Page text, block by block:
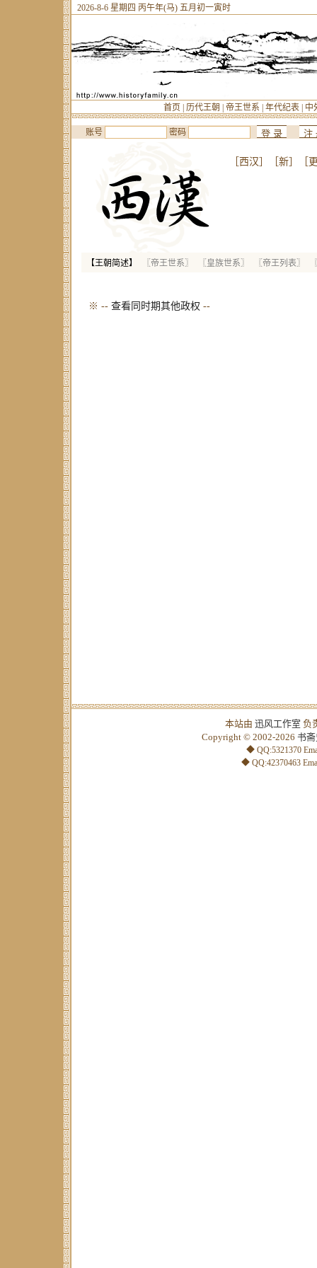
2026-8-6 星期四 丙午年(马) 五月初一寅时
首页 历代王朝 帝王世系 年代纪表 中
账号 密码
［西汉］ ［新］ ［
【王朝简述】 〖帝王世系〗 〖皇族世系〗 〖帝王列表〗
※ -- 查看同时期其他政权 --
本站由 迅风工作室 负
Copyright © 2002-2026 书
◆ QQ:5321370
◆ QQ:42370463